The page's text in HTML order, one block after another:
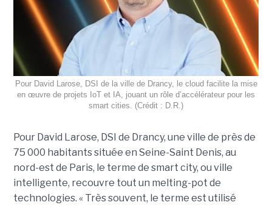
Pour David Larose, DSI de la ville de Drancy, le cloud facilite la mise
en œuvre de projets IoT et IA, jouant un rôle d’accélérateur pour les
smart cities. (Crédit : D.R.)
Pour David Larose, DSI de Drancy, une ville de près de
75 000 habitants située en Seine-Saint Denis, au
nord-est de Paris, le terme de smart city, ou ville
intelligente, recouvre tout un melting-pot de
technologies. « Très souvent, le terme est utilisé